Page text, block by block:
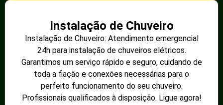
Instalação de Chuveiro
Instalação de Chuveiro: Atendimento emergencial
24h para instalação de chuveiros elétricos.
Garantimos um serviço rápido e seguro, cuidando de
toda a fiação e conexões necessárias para o
perfeito funcionamento do seu chuveiro.
Profissionais qualificados à disposição. Ligue agora!